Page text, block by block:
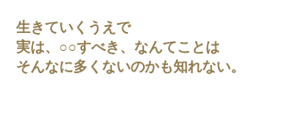
生きていくうえで
実は、○○すべき、なんてことは
そんなに多くないのかも知れない。